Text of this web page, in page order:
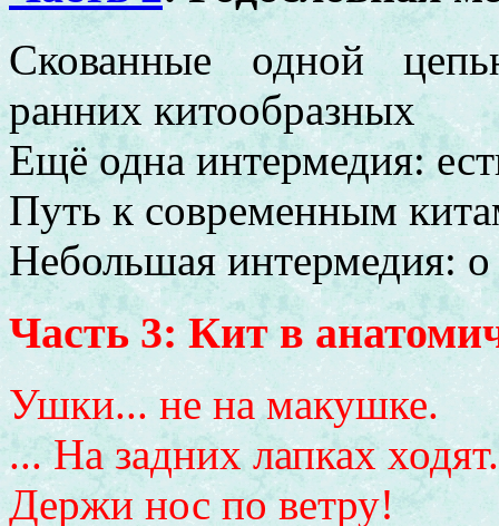
Скованные одной
ранних китообразных
Ещё одна интермедия:
Путь к современным
Небольшая интермедия: о
Часть 3: Кит в
Ушки... не на макушке.
... На задних лапках ходят.
Держи нос по ветру!